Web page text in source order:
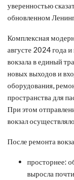
уверенностью
обновленном
Комплексная
августе 2024 года
вокзала в единый
новых выходов и
оборудования,
пространства для
При этом
вокзал
После ремонта
просторнее:
выросла